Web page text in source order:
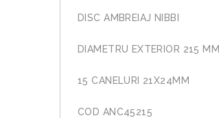
DISC AMBREIAJ NIBBI
DIAMETRU EXTERIOR 215 MM
15 CANELURI 21X24MM
COD ANC45215